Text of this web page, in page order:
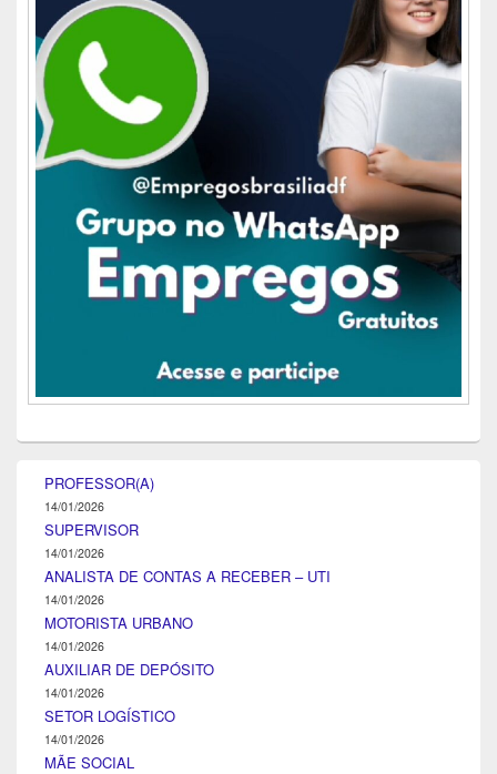
PROFESSOR(A)
14/01/2026
SUPERVISOR
14/01/2026
ANALISTA DE CONTAS A RECEBER – UTI
14/01/2026
MOTORISTA URBANO
14/01/2026
AUXILIAR DE DEPÓSITO
14/01/2026
SETOR LOGÍSTICO
14/01/2026
MÃE SOCIAL